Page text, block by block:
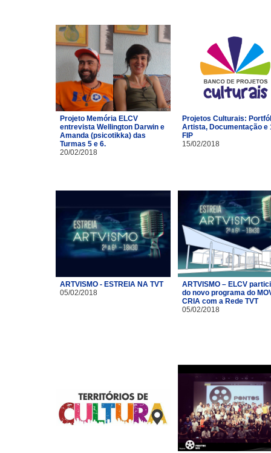
Projeto Memória ELCV
entrevista Wellington Darwin e
Amanda (psicotikka) das
Turmas 5 e 6.
20/02/2018
Projetos Culturais:
Artista, Documentação e
FIP
15/02/2018
ARTVISMO - ESTREIA NA TVT
05/02/2018
ARTVISMO – ELCV
do novo programa do
CRIA com a Rede TVT
05/02/2018